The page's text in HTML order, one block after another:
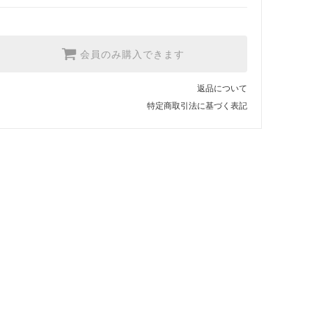
会員のみ購入できます
返品について
特定商取引法に基づく表記